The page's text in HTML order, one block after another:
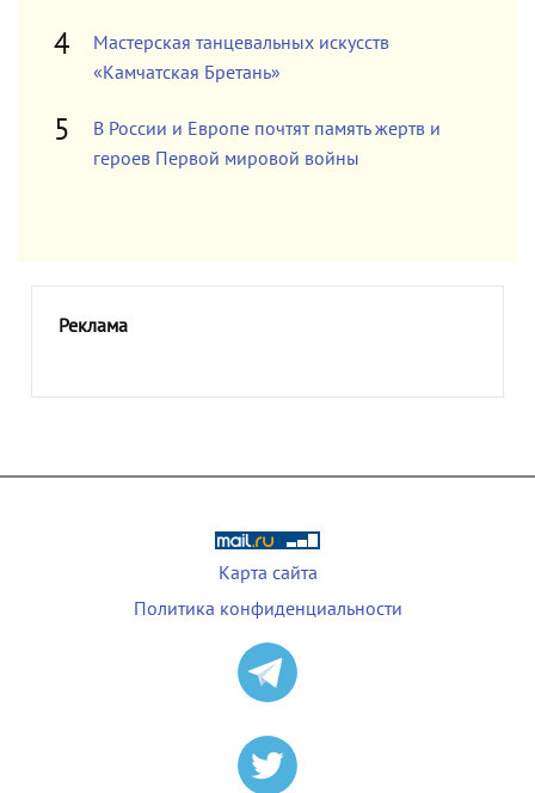
Мастерская танцевальных искусств
«Камчатская Бретань»
В России и Европе почтят память жертв и
героев Первой мировой войны
Реклама
Карта сайта
Политика конфиденциальности